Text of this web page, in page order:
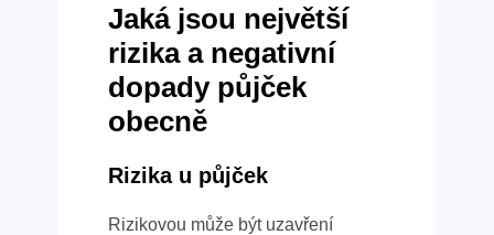
Jaká jsou největší
rizika a negativní
dopady půjček
obecně
Rizika u půjček
Rizikovou může být uzavření